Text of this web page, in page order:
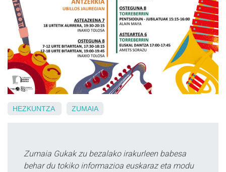
HEZKUNTZA ZUMAIA
Zumaia Gukak zu bezalako irakurleen babesa
behar du tokiko informazioa euskaraz eta modu